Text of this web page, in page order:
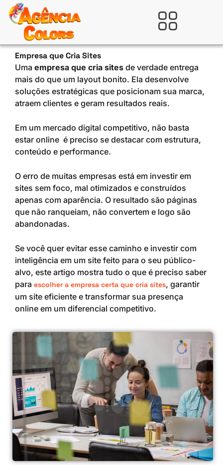
para
conteúdo
Verificada por
Empresa que Cria Sites
Uma empresa que cria sites de verdade entrega
mais do que um layout bonito. Ela desenvolve
soluções estratégicas que posicionam sua marca,
atraem clientes e geram resultados reais.
Em um mercado digital competitivo, não basta
estar online é preciso se destacar com estrutura,
conteúdo e performance.
O erro de muitas empresas está em investir em
sites sem foco, mal otimizados e construídos
apenas com aparência. O resultado são páginas
que não ranqueiam, não convertem e logo são
abandonadas.
Se você quer evitar esse caminho e investir com
inteligência em um site feito para o seu público-
alvo, este artigo mostra tudo o que é preciso saber
para escolher a empresa certa que cria sites, garantir
um site eficiente e transformar sua presença
online em um diferencial competitivo.